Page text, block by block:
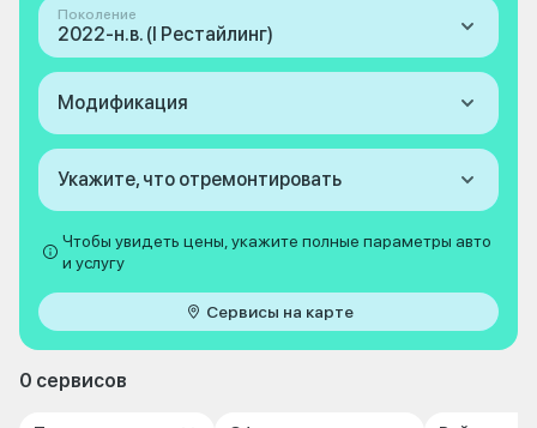
Поколение
2022-н.в. (I Рестайлинг)
Модификация
Укажите, что отремонтировать
Чтобы увидеть цены, укажите полные параметры авто
и услугу
Сервисы на карте
0 сервисов